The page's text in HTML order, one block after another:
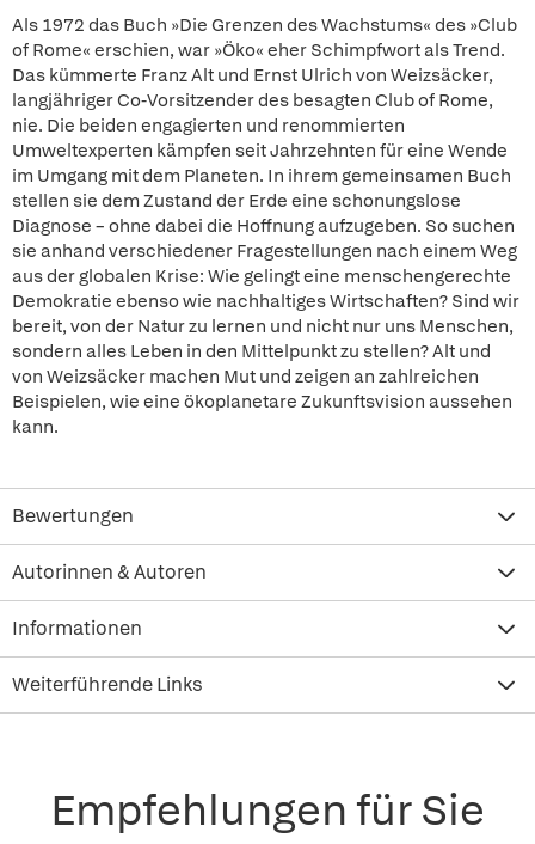
Als 1972 das Buch »Die Grenzen des Wachstums« des »Club
of Rome« erschien, war »Öko« eher Schimpfwort als Trend.
Das kümmerte Franz Alt und Ernst Ulrich von Weizsäcker,
langjähriger Co-Vorsitzender des besagten Club of Rome,
nie. Die beiden engagierten und renommierten
Umweltexperten kämpfen seit Jahrzehnten für eine Wende
im Umgang mit dem Planeten. In ihrem gemeinsamen Buch
stellen sie dem Zustand der Erde eine schonungslose
Diagnose – ohne dabei die Hoffnung aufzugeben. So suchen
sie anhand verschiedener Fragestellungen nach einem Weg
aus der globalen Krise: Wie gelingt eine menschengerechte
Demokratie ebenso wie nachhaltiges Wirtschaften? Sind wir
bereit, von der Natur zu lernen und nicht nur uns Menschen,
sondern alles Leben in den Mittelpunkt zu stellen? Alt und
von Weizsäcker machen Mut und zeigen an zahlreichen
Beispielen, wie eine ökoplanetare Zukunftsvision aussehen
kann.
Bewertungen
Autorinnen & Autoren
Informationen
Weiterführende Links
Empfehlungen für Sie